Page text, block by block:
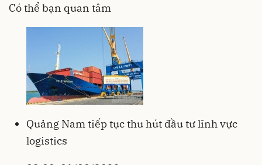
Có thể bạn quan tâm
Quảng Nam tiếp tục thu hút đầu tư lĩnh vực
logistics